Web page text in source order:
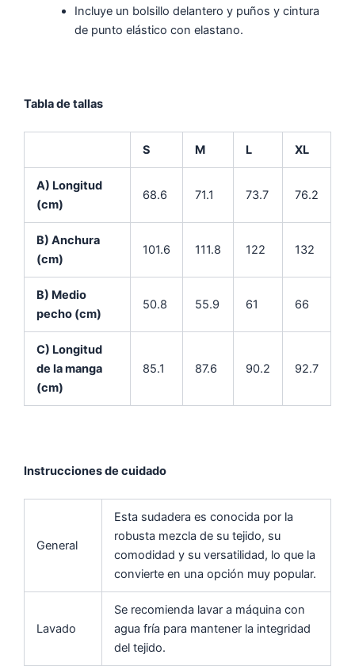
Incluye un bolsillo delantero y puños y cintura
de punto elástico con elastano.
Tabla de tallas
S M L XL
A) Longitud
(cm)
68.6 71.1 73.7 76.2
B) Anchura
(cm)
101.6 111.8 122 132
B) Medio
pecho (cm)
50.8 55.9 61 66
C) Longitud
de la manga
(cm)
85.1 87.6 90.2 92.7
Instrucciones de cuidado
General
Esta sudadera es conocida por la
robusta mezcla de su tejido, su
comodidad y su versatilidad, lo que la
convierte en una opción muy popular.
Lavado
Se recomienda lavar a máquina con
agua fría para mantener la integridad
del tejido.